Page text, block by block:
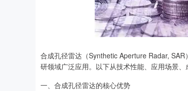
合成孔径雷达（Synthetic Aperture Radar,
研领域广泛应用。以下从技术性能、应用场景
一、合成孔径雷达的核心优势